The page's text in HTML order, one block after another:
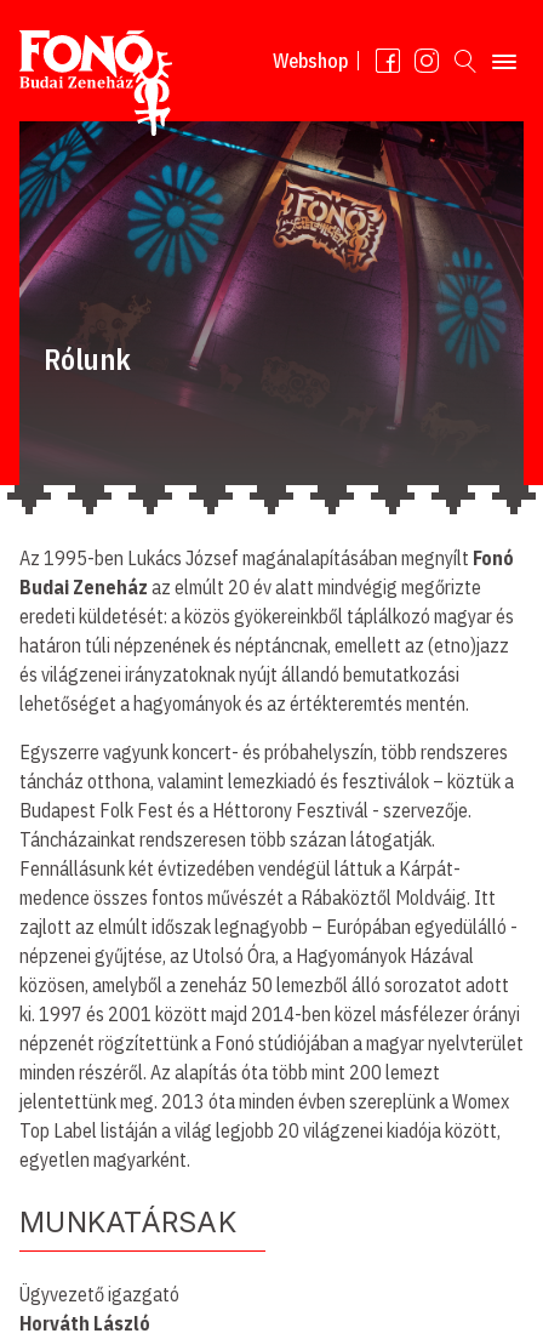
Tovább a tartalomhoz
Webshop
Rólunk
Az 1995-ben Lukács József magánalapításában megnyílt Fonó
Budai Zeneház az elmúlt 20 év alatt mindvégig megőrizte
eredeti küldetését: a közös gyökereinkből táplálkozó magyar és
határon túli népzenének és néptáncnak, emellett az (etno)jazz
és világzenei irányzatoknak nyújt állandó bemutatkozási
lehetőséget a hagyományok és az értékteremtés mentén.
Egyszerre vagyunk koncert- és próbahelyszín, több rendszeres
táncház otthona, valamint lemezkiadó és fesztiválok – köztük a
Budapest Folk Fest és a Héttorony Fesztivál - szervezője.
Táncházainkat rendszeresen több százan látogatják.
Fennállásunk két évtizedében vendégül láttuk a Kárpát-
medence összes fontos művészét a Rábaköztől Moldváig. Itt
zajlott az elmúlt időszak legnagyobb – Európában egyedülálló -
népzenei gyűjtése, az Utolsó Óra, a Hagyományok Házával
közösen, amelyből a zeneház 50 lemezből álló sorozatot adott
ki. 1997 és 2001 között majd 2014-ben közel másfélezer órányi
népzenét rögzítettünk a Fonó stúdiójában a magyar nyelvterület
minden részéről. Az alapítás óta több mint 200 lemezt
jelentettünk meg. 2013 óta minden évben szereplünk a Womex
Top Label listáján a világ legjobb 20 világzenei kiadója között,
egyetlen magyarként.
MUNKATÁRSAK
Ügyvezető igazgató
Horváth László